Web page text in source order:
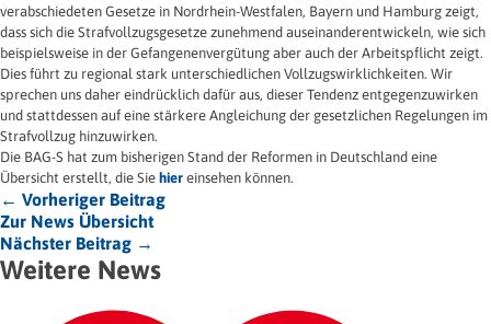
verabschiedeten Gesetze in Nordrhein-Westfalen, Bayern und Hamburg zeigt,
dass sich die Strafvollzugsgesetze zunehmend auseinanderentwickeln, wie sich
beispielsweise in der Gefangenenvergütung aber auch der Arbeitspflicht zeigt.
Dies führt zu regional stark unterschiedlichen Vollzugswirklichkeiten. Wir
sprechen uns daher eindrücklich dafür aus, dieser Tendenz entgegenzuwirken
und stattdessen auf eine stärkere Angleichung der gesetzlichen Regelungen im
Strafvollzug hinzuwirken.
Die BAG-S hat zum bisherigen Stand der Reformen in Deutschland eine
Übersicht erstellt, die Sie hier einsehen können.
← Vorheriger Beitrag
Zur News Übersicht
Nächster Beitrag →
Weitere News